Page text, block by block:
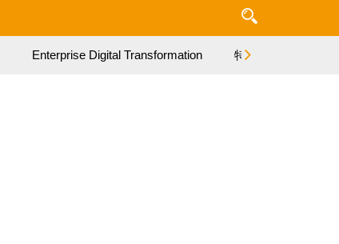
Enterprise Digital Transformation 特集